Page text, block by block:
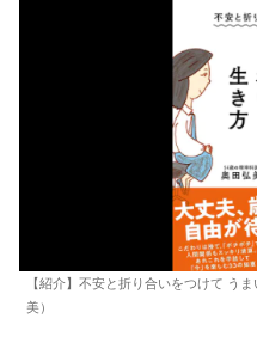
【紹介】不安と折り合いをつけて う
美）